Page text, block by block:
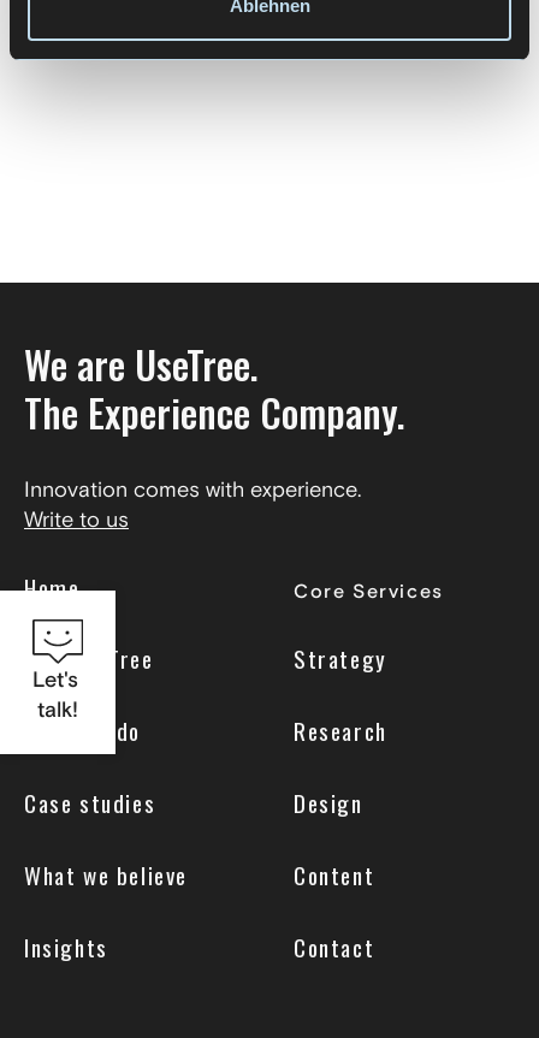
Ablehnen
Let's
talk!
Zur Übersicht
We are UseTree.
The Experience Company.
Innovation comes with experience.
Write to us
Home
Why UseTree
What we do
Case studies
What we believe
Insights
Core Services
Strategy
Research
Design
Content
Contact